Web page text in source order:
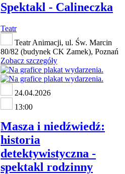
Spektakl - Calineczka
Teatr
Teatr Animacji, ul. Św. Marcin
80/82 (budynek CK Zamek), Poznań
Zobacz szczegóły
24.04.2026
13:00
Masza i niedźwiedź:
historia
detektywistyczna -
spektakl rodzinny